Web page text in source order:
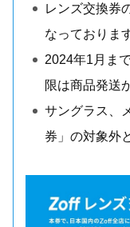
レンズ交換券
なっておりま
2024年1月ま
限は商品発送
サングラス、
券」の対象外